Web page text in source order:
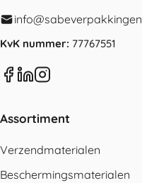
KvK nummer: 77767551
Assortiment
Verzendmaterialen
Beschermingsmaterialen